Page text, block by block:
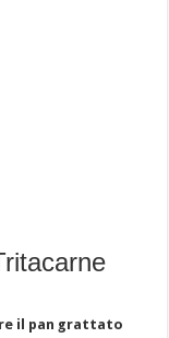
il pan grattato